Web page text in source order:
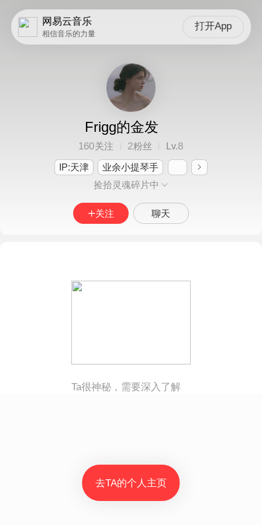
网易云音乐
相信音乐的力量
打开App
Frigg的金发
160关注 2粉丝 Lv.8
IP:天津
业余小提琴手
捡拾灵魂碎片中
关注 聊天
Ta很神秘，需要深入了解
去TA的个人主页